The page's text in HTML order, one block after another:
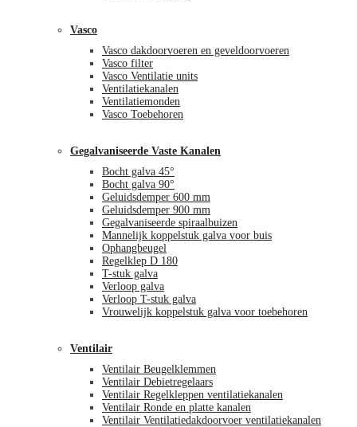
Vasco
Vasco dakdoorvoeren en geveldoorvoeren
Vasco filter
Vasco Ventilatie units
Ventilatiekanalen
Ventilatiemonden
Vasco Toebehoren
Gegalvaniseerde Vaste Kanalen
Bocht galva 45°
Bocht galva 90°
Geluidsdemper 600 mm
Geluidsdemper 900 mm
Gegalvaniseerde spiraalbuizen
Mannelijk koppelstuk galva voor buis
Ophangbeugel
Regelklep D 180
T-stuk galva
Verloop galva
Verloop T-stuk galva
Vrouwelijk koppelstuk galva voor toebehoren
Ventilair
Ventilair Beugelklemmen
Ventilair Debietregelaars
Ventilair Regelkleppen ventilatiekanalen
Ventilair Ronde en platte kanalen
Ventilair Ventilatiedakdoorvoer ventilatiekanalen